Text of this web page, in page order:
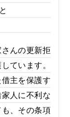
んの更新拒
ています。
主を保護す
人に不利な
、その条項